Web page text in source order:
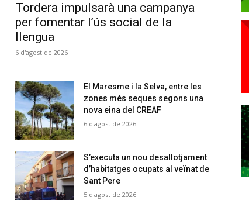
Tordera impulsarà una campanya
per fomentar l’ús social de la
llengua
6 d'agost de 2026
El Maresme i la Selva, entre les
zones més seques segons una
nova eina del CREAF
6 d'agost de 2026
S’executa un nou desallotjament
d’habitatges ocupats al veïnat de
Sant Pere
5 d'agost de 2026